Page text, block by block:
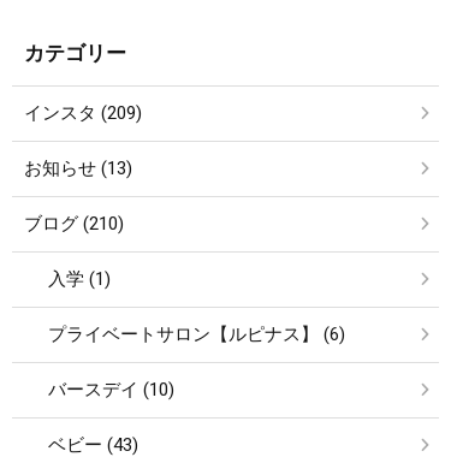
カテゴリー
インスタ (209)
お知らせ (13)
ブログ (210)
入学 (1)
プライベートサロン【ルピナス】 (6)
バースデイ (10)
ベビー (43)